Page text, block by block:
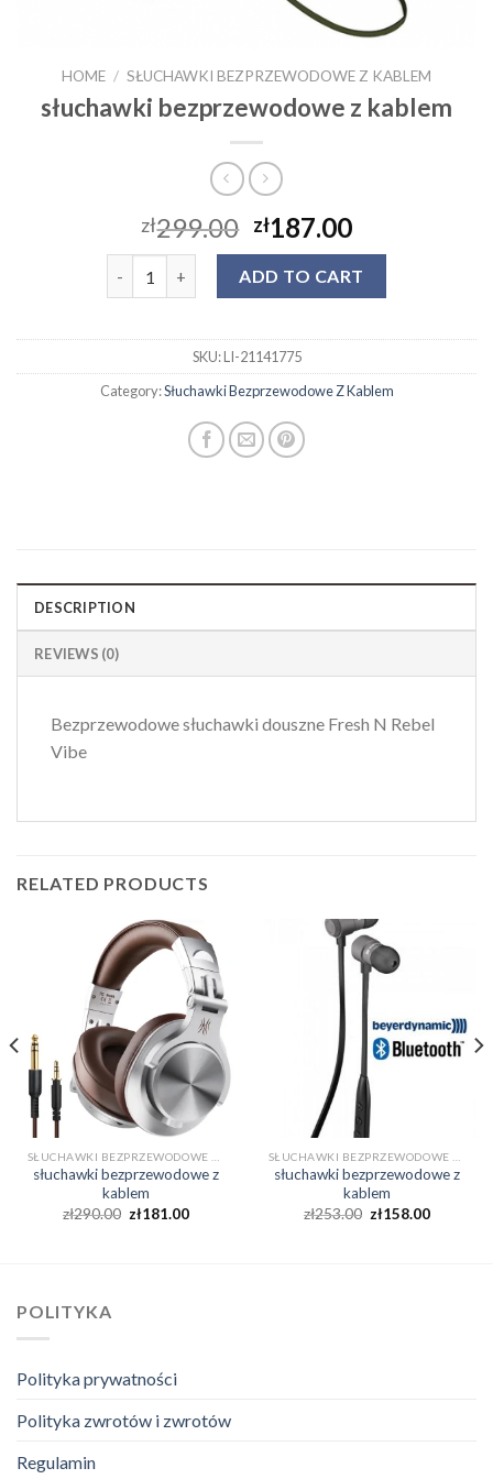
HOME / SŁUCHAWKI BEZPRZEWODOWE Z KABLEM
słuchawki bezprzewodowe z kablem
zł299.00 zł187.00
ADD TO CART
SKU:LI-21141775
Category:Słuchawki Bezprzewodowe Z Kablem
DESCRIPTION
REVIEWS (0)
Bezprzewodowe słuchawki douszne Fresh N Rebel
Vibe
RELATED PRODUCTS
słuchawki bezprzewodowe z
kablem
zł290.00 zł181.00
słuchawki bezprzewodowe z
kablem
zł253.00 zł158.00
POLITYKA
Polityka prywatności
Polityka zwrotów i zwrotów
Regulamin